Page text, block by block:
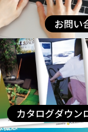
お問い
カタログダウン